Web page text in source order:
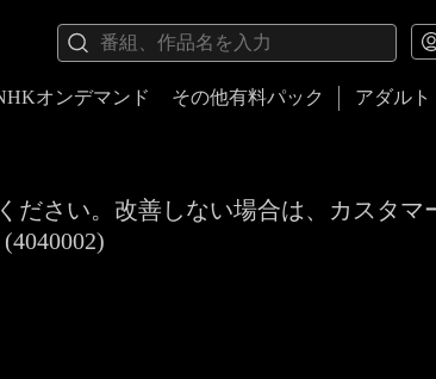
オンデマンド その他有料パック アダルト
さい。改善しない場合は、カスタマ